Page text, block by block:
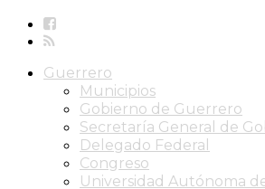
Guerrero
Municipios
Gobierno de Guerrero
Secretaría General de
Delegado Federal
Congreso
Universidad Autónoma